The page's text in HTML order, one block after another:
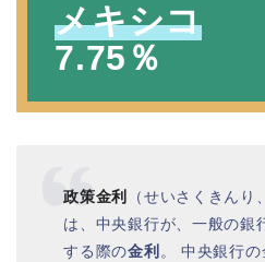
メキシコ
7.75％
政策金利
（せいさくきん
は、中央銀行が、一般の銀
する際の金利 。 中央銀行の